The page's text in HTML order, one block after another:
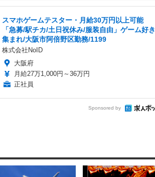
スマホゲームテスター・月給30万円以上可能
「急募/駅チカ/土日祝休み/服装自由」ゲーム好き
集まれ/大阪市阿倍野区勤務/1199
株式会社NoID
大阪府
月給27万1,000円～36万円
正社員
Sponsored by